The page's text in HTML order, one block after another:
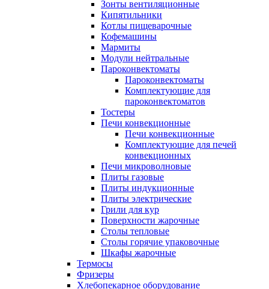
Зонты вентиляционные
Кипятильники
Котлы пищеварочные
Кофемашины
Мармиты
Модули нейтральные
Пароконвектоматы
Пароконвектоматы
Комплектующие для
пароконвектоматов
Тостеры
Печи конвекционные
Печи конвекционные
Комплектующие для печей
конвекционных
Печи микроволновые
Плиты газовые
Плиты индукционные
Плиты электрические
Грили для кур
Поверхности жарочные
Столы тепловые
Столы горячие упаковочные
Шкафы жарочные
Термосы
Фризеры
Хлебопекарное оборудование